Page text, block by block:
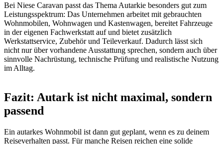
Bei Niese Caravan passt das Thema Autarkie besonders gut zum
Leistungsspektrum: Das Unternehmen arbeitet mit gebrauchten
Wohnmobilen, Wohnwagen und Kastenwagen, bereitet Fahrzeuge
in der eigenen Fachwerkstatt auf und bietet zusätzlich
Werkstattservice, Zubehör und Teileverkauf. Dadurch lässt sich
nicht nur über vorhandene Ausstattung sprechen, sondern auch über
sinnvolle Nachrüstung, technische Prüfung und realistische Nutzung
im Alltag.
Fazit: Autark ist nicht maximal, sondern
passend
Ein autarkes Wohnmobil ist dann gut geplant, wenn es zu deinem
Reiseverhalten passt. Für manche Reisen reichen eine solide